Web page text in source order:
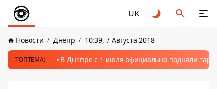
UK
Новости Днепр 10:39, 7 Августа 2018
ТОПТЕМА: В Днепре с 1 июля официально подняли